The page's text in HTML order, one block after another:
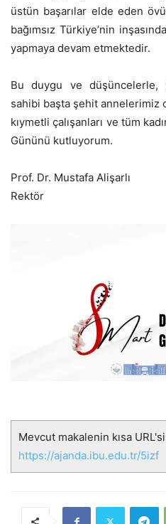
üstün başarılar elde eden
bağımsız Türkiye’nin
yapmaya devam etmektedir.
Bu duygu ve düşüncelerle,
sahibi başta şehit annelerimiz
kıymetli çalışanları ve tüm
Gününü kutluyorum.
Prof. Dr. Mustafa Alişarlı
Rektör
Mevcut makalenin kısa
https://ajanda.ibu.edu.tr/5izf